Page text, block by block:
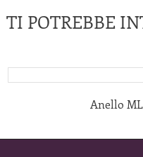
TI POTREBBE
Anello